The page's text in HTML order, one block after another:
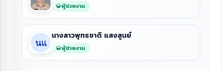
ผู้ช่วยงาน
นางสาวพุทธชาติ แสงสูนย์
ผู้ช่วยงาน